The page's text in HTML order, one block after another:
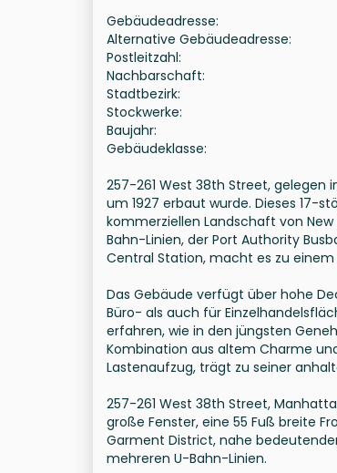
Gebäudeadresse:
Alternative Gebäudeadresse:
Postleitzahl:
Nachbarschaft:
Stadtbezirk:
Stockwerke:
Baujahr:
Gebäudeklasse:
257-261 West 38th Street, gelegen
um 1927 erbaut wurde. Dieses 17-
kommerziellen Landschaft von
Bahn-Linien, der Port Authority
Central Station, macht es zu
Das Gebäude verfügt über hohe
Büro- als auch für
erfahren, wie in den jüngsten
Kombination aus altem Charme
Lastenaufzug, trägt zu seiner
257-261 West 38th Street,
große Fenster, eine 55 Fuß breite
Garment District, nahe
mehreren U-Bahn-Linien.